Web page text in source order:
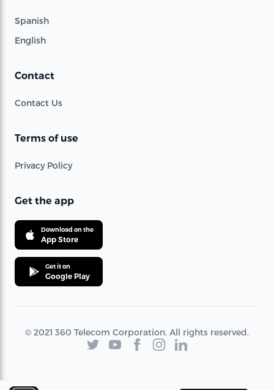
Spanish
English
Contact
Contact Us
Terms of use
Privacy Policy
Get the app
Download on the
App Store
Get it on
Google Play
© 2021 360 Telecom Corporation. All rights reserved.